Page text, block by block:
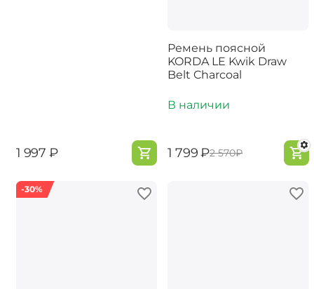
‍1 997‍ ₽
Ремень поясной
KORDA LE Kwik Draw
Belt Charcoal
В наличии
‍1 799‍₽‍2 570‍₽
-30%